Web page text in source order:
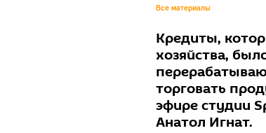
Все материалы
Кредиты,
хозяйства,
торговать
эфире студии
Анатол Игнат.